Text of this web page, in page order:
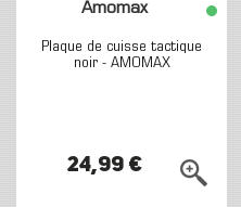
Amomax
Plaque de cuisse tactique
noir - AMOMAX
24,99 €